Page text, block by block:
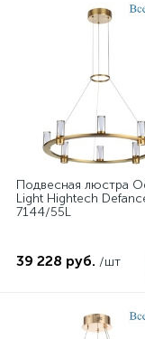
Подвесная люстра
Light Hightech
7144/55L
39 228 руб. /шт